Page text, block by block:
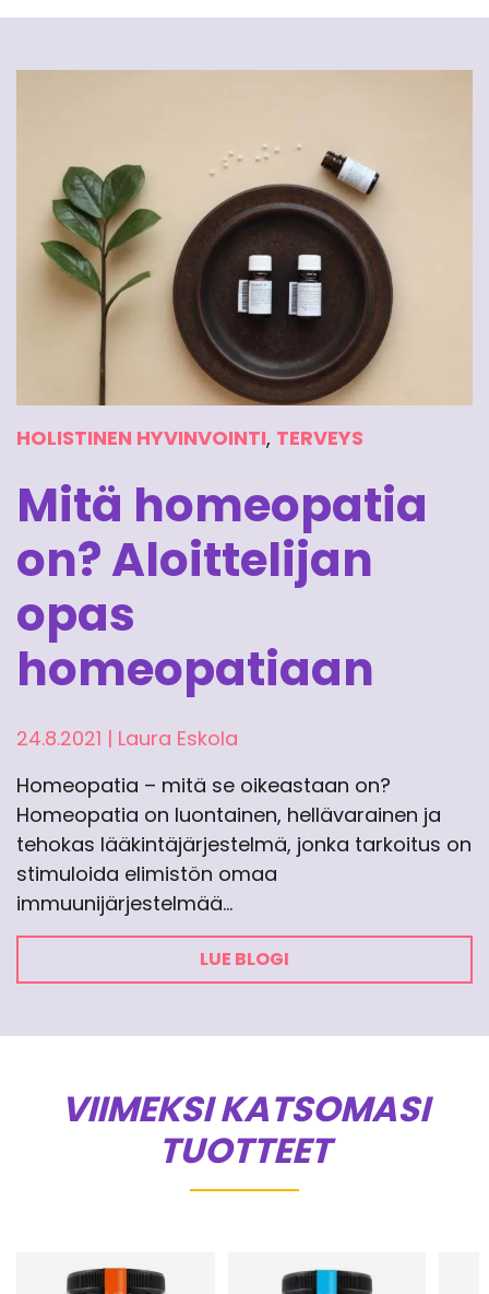
HOLISTINEN HYVINVOINTI, TERVEYS
Mitä homeopatia
on? Aloittelijan
opas
homeopatiaan
24.8.2021 | Laura Eskola
Homeopatia – mitä se oikeastaan on?
Homeopatia on luontainen, hellävarainen ja
tehokas lääkintäjärjestelmä, jonka tarkoitus on
stimuloida elimistön omaa
immuunijärjestelmää…
LUE BLOGI
VIIMEKSI KATSOMASI
TUOTTEET